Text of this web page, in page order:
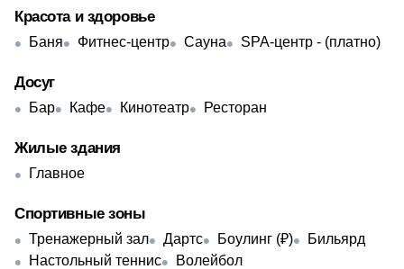
Красота и здоровье
Баня Фитнес-центр Сауна SPA-центр - (платно)
Досуг
Бар Кафе Кинотеатр Ресторан
Жилые здания
Главное
Спортивные зоны
Тренажерный зал Дартс Боулинг (₽)
Бильярд
Настольный теннис
Волейбол